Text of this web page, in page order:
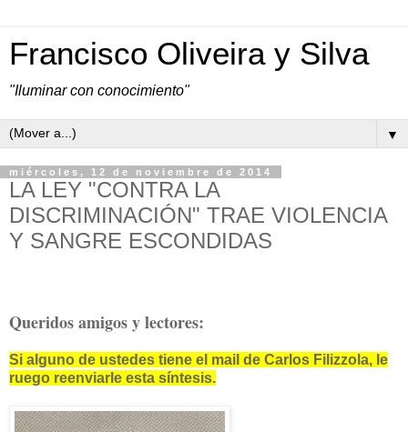
Francisco Oliveira y Silva
"Iluminar con conocimiento"
▼
miércoles, 12 de noviembre de 2014
LA LEY "CONTRA LA
DISCRIMINACIÓN" TRAE VIOLENCIA
Y SANGRE ESCONDIDAS
Queridos amigos y lectores:
Si alguno de ustedes tiene el mail de Carlos Filizzola, le
ruego reenviarle esta síntesis.